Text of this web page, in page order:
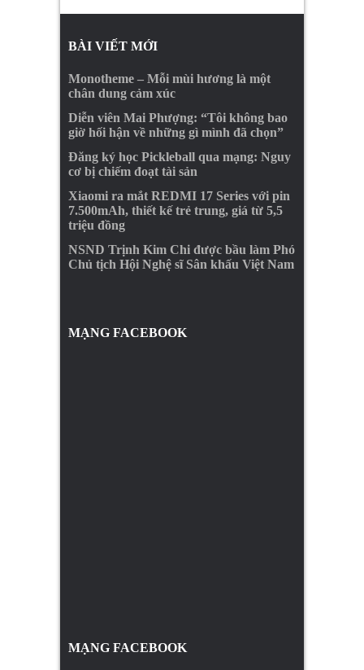
BÀI VIẾT MỚI
Monotheme – Mỗi mùi hương là một
chân dung cảm xúc
Diễn viên Mai Phượng: “Tôi không bao
giờ hối hận về những gì mình đã chọn”
Đăng ký học Pickleball qua mạng: Nguy
cơ bị chiếm đoạt tài sản
Xiaomi ra mắt REDMI 17 Series với pin
7.500mAh, thiết kế trẻ trung, giá từ 5,5
triệu đồng
NSND Trịnh Kim Chi được bầu làm Phó
Chủ tịch Hội Nghệ sĩ Sân khấu Việt Nam
MẠNG FACEBOOK
MẠNG FACEBOOK